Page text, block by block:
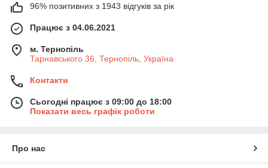
96% позитивних з 1943 відгуків за рік
Працює з 04.06.2021
м. Тернопіль
Тарнавського 36, Тернопіль, Україна
Контакти
Сьогодні працює з 09:00 до 18:00
Показати весь графік роботи
Про нас